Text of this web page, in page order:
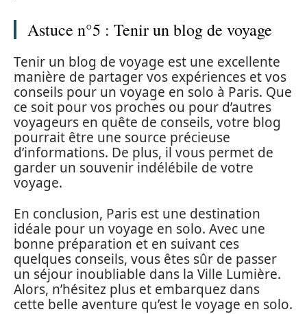
Astuce n°5 : Tenir un blog de voyage
Tenir un blog de voyage est une excellente
manière de partager vos expériences et vos
conseils pour un voyage en solo à Paris. Que
ce soit pour vos proches ou pour d’autres
voyageurs en quête de conseils, votre blog
pourrait être une source précieuse
d’informations. De plus, il vous permet de
garder un souvenir indélébile de votre
voyage.
En conclusion, Paris est une destination
idéale pour un voyage en solo. Avec une
bonne préparation et en suivant ces
quelques conseils, vous êtes sûr de passer
un séjour inoubliable dans la Ville Lumière.
Alors, n’hésitez plus et embarquez dans
cette belle aventure qu’est le voyage en solo.